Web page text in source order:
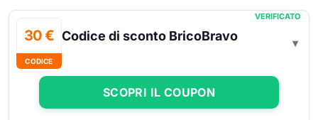
30 €
CODICE
VERIFICATO
Codice di sconto BricoBravo
SCOPRI IL COUPON